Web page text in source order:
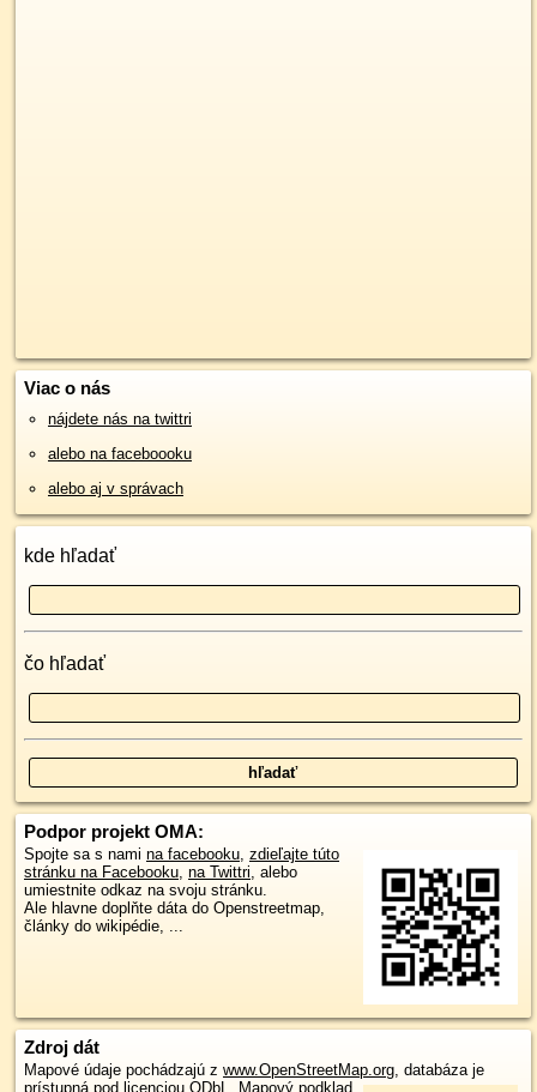
Viac o nás
nájdete nás na twittri
alebo na faceboooku
alebo aj v správach
kde hľadať
čo hľadať
Podpor projekt OMA:
Spojte sa s nami na facebooku, zdieľajte túto
stránku na Facebooku, na Twittri, alebo
umiestnite odkaz na svoju stránku.
Ale hlavne doplňte dáta do Openstreetmap,
články do wikipédie, ...
Zdroj dát
Mapové údaje pochádzajú z www.OpenStreetMap.org, databáza je
prístupná pod licenciou ODbL Mapový podklad